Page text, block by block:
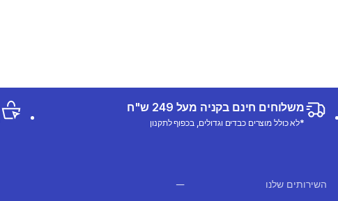
משלוחים חינם בקניה מעל 249 ש"ח
*לא כולל מוצרים כבדים וגדולים, בכפוף לתקנון
השירותים שלנו